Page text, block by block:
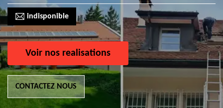
indisponible
Voir nos realisations
CONTACTEZ NOUS